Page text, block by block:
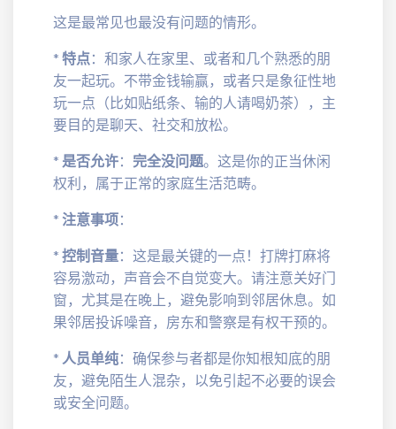
这是最常见也最没有问题的情形。
* 特点：和家人在家里、或者和几个熟悉的朋
友一起玩。不带金钱输赢，或者只是象征性地
玩一点（比如贴纸条、输的人请喝奶茶），主
要目的是聊天、社交和放松。
* 是否允许： 完全没问题。这是你的正当休闲
权利，属于正常的家庭生活范畴。
* 注意事项：
* 控制音量：这是最关键的一点！打牌打麻将
容易激动，声音会不自觉变大。请注意关好门
窗，尤其是在晚上，避免影响到邻居休息。如
果邻居投诉噪音，房东和警察是有权干预的。
* 人员单纯：确保参与者都是你知根知底的朋
友，避免陌生人混杂，以免引起不必要的误会
或安全问题。